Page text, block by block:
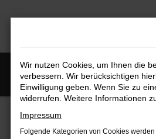
Fahrzeugmarkt
Wir nutzen Cookies, um Ihnen die
verbessern. Wir berücksichtigen
Einwilligung geben. Wenn Sie zu
widerrufen. Weitere Informationen
Impressum
Folgende Kategorien von Cookies